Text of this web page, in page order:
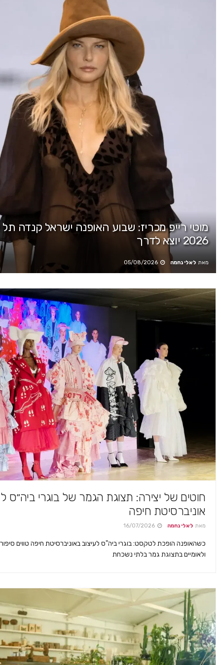
מוטי רייפ מכריז: שבוע האופנה ישראל קנדה תל
2026 יוצא לדרך
מאת לאלי נחמה
חוטים של יצירה: תצוגת הגמר של בוגרי ביה״ס
אוניברסיטת חיפה
מאת לאלי נחמה
כשהאופנה הופכת לטקסט: בוגרי ביה"ס לעיצוב באוניברסיטת חיפה טווים
ולאומיים בתצוגת גמר בלתי נשכחת